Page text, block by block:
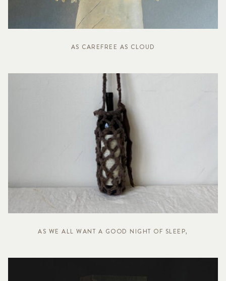
AS CAREFREE AS CLOUD
AS WE ALL WANT A GOOD NIGHT OF SLEEP,